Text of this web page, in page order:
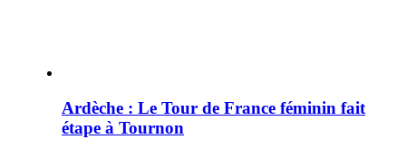
Ardèche : Le Tour de France féminin fait
étape à Tournon